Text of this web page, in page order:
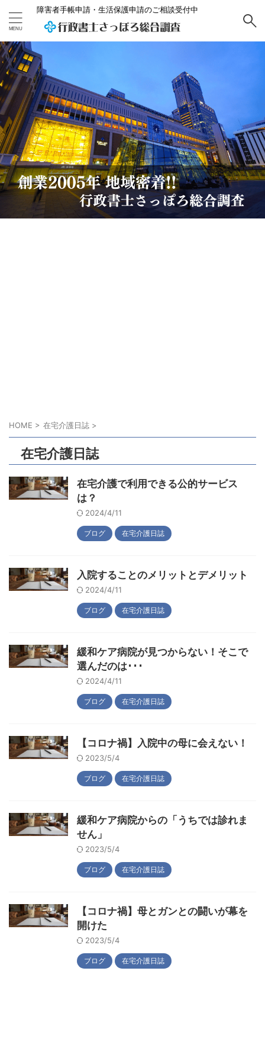
障害者手帳申請・生活保護申請のご相談受付中
HOME > 在宅介護日誌 >
在宅介護日誌
在宅介護で利用できる公的サービス
は？
2024/4/11
ブログ 在宅介護日誌
入院することのメリットとデメリット
2024/4/11
ブログ 在宅介護日誌
緩和ケア病院が見つからない！そこで
選んだのは･･･
2024/4/11
ブログ 在宅介護日誌
【コロナ禍】入院中の母に会えない！
2023/5/4
ブログ 在宅介護日誌
緩和ケア病院からの「うちでは診れま
せん」
2023/5/4
ブログ 在宅介護日誌
【コロナ禍】母とガンとの闘いが幕を
開けた
2023/5/4
ブログ 在宅介護日誌